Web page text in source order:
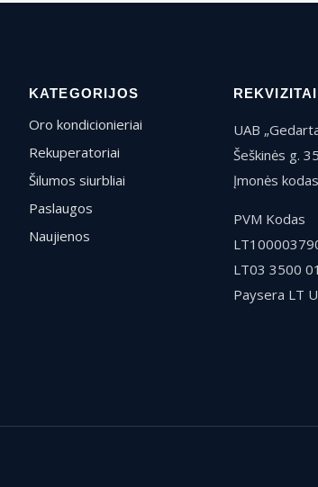
KATEGORIJOS
Oro kondicionieriai
Rekuperatoriai
Šilumos siurbliai
Paslaugos
Naujienos
REKVIZITAI
UAB
Šeškinės g.
Įmonės
PVM Kodas
LT03 3500
Paysera LT